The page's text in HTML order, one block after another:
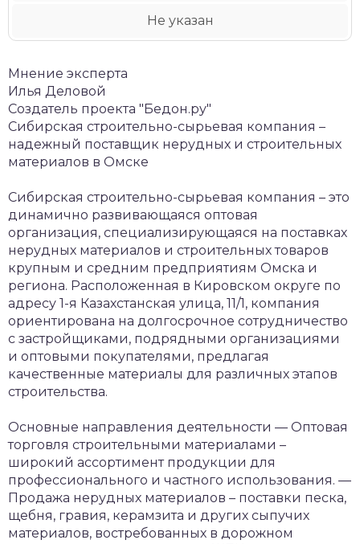
Не указан
Мнение эксперта
Илья Деловой
Создатель проекта "Бедон.ру"
Сибирская строительно-сырьевая компания –
надежный поставщик нерудных и строительных
материалов в Омске
Сибирская строительно-сырьевая компания – это
динамично развивающаяся оптовая
организация, специализирующаяся на поставках
нерудных материалов и строительных товаров
крупным и средним предприятиям Омска и
региона. Расположенная в Кировском округе по
адресу 1-я Казахстанская улица, 11/1, компания
ориентирована на долгосрочное сотрудничество
с застройщиками, подрядными организациями
и оптовыми покупателями, предлагая
качественные материалы для различных этапов
строительства.
Основные направления деятельности — Оптовая
торговля строительными материалами –
широкий ассортимент продукции для
профессионального и частного использования. —
Продажа нерудных материалов – поставки песка,
щебня, гравия, керамзита и других сыпучих
материалов, востребованных в дорожном